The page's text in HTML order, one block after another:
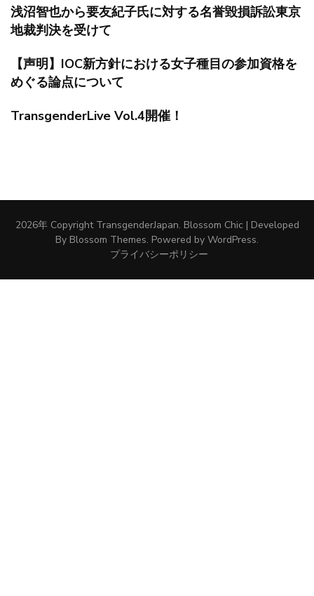
浅沼智也から要友紀子氏に対する名誉毀損訴訟東京
地裁判決を受けて
【声明】IOC新方針における女子種目の参加資格を
めぐる論点について
TransgenderLive Vol.4開催！
2026年 Copyright TransgenderJapan. Blossom Chic | Developed
By Blossom Themes. Powered by WordPress.
プライバシーポリシー